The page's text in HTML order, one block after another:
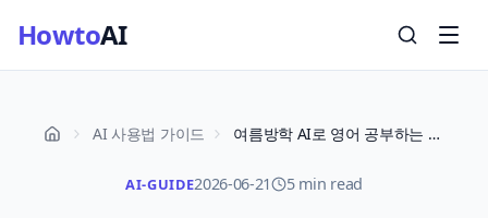
HowtoAI
AI 사용법 가이드 여름방학 AI로 영어 공부하는 법 2026 — 무료 도구로 회화·단어·문법 한 번에
AI-GUIDE2026-06-21 5 min read